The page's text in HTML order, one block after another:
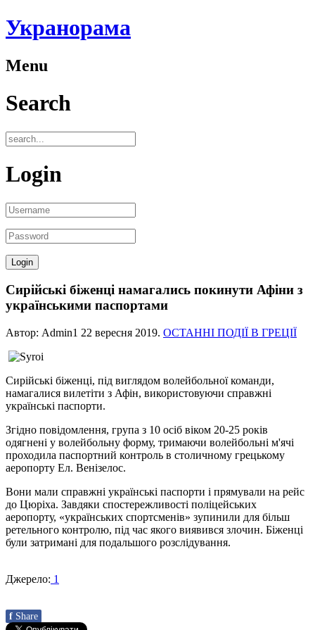
Укранорама
Menu
Search
Login
Сирійські біженці намагались покинути Афіни з
українськими паспортами
Автор: Admin1 22 вересня 2019. ОСТАННІ ПОДІЇ В ГРЕЦІЇ
Сирійські біженці, під виглядом волейбольної команди,
намагалися вилетіти з Афін, використовуючи справжні
українські паспорти.
Згідно повідомлення, група з 10 осіб віком 20-25 років
одягнені у волейбольну форму, тримаючи волейбольні м'ячі
проходила паспортний контроль в столичному грецькому
аеропорту Ел. Венізелос.
Вони мали справжні українські паспорти і прямували на рейс
до Цюріха. Завдяки спостережливості поліцейських
аеропорту, «українських спортсменів» зупинили для більш
ретельного контролю, під час якого виявився злочин. Біженці
були затримані для подальшого розслідування.
Джерело: 1
f Share